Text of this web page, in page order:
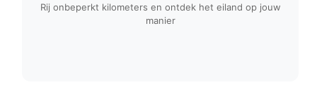
Rij onbeperkt kilometers en ontdek het eiland op jouw
manier